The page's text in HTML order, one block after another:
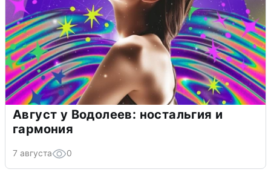
Август у Водолеев: ностальгия и
гармония
7 августа 0